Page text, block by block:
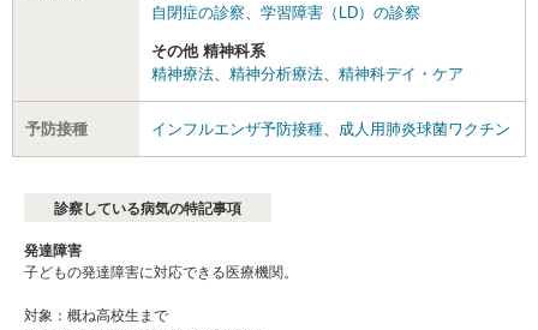
自閉症の診察
学習障害（LD）の診察
その他 精神科系
精神療法
精神分析療法 精神科デイ・ケア
予防接種 インフルエンザ予防接種 成人用肺炎球菌ワクチン
診察している病気の特記事項
発達障害
子どもの発達障害に対応できる医療機関。
対象：概ね高校生まで